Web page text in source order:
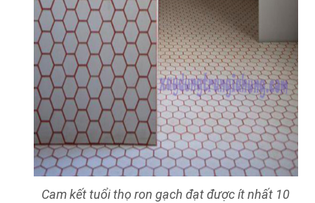
Cam kết tuổi thọ ron gạch đạt được ít nhất 10